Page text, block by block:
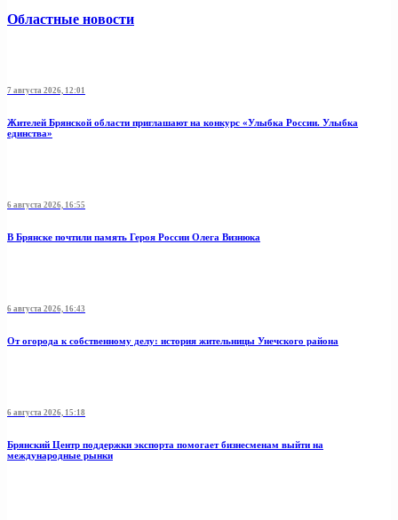
Областные новости
7 августа 2026, 12:01
Жителей Брянской области приглашают на конкурс «Улыбка России. Улыбка
единства»
6 августа 2026, 16:55
В Брянске почтили память Героя России Олега Визнюка
6 августа 2026, 16:43
От огорода к собственному делу: история жительницы Унечского района
6 августа 2026, 15:18
Брянский Центр поддержки экспорта помогает бизнесменам выйти на
международные рынки